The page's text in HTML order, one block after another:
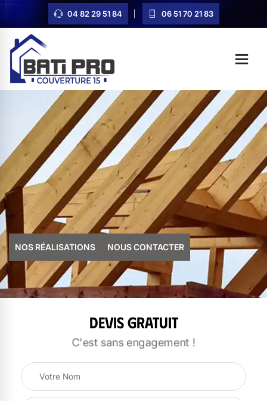
04 82 29 51 84 06 51 70 21 83
NOS RÉALISATIONS NOUS CONTACTER
Devis gratuit
C'est sans engagement !